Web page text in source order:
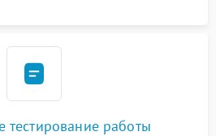
тестирование работы